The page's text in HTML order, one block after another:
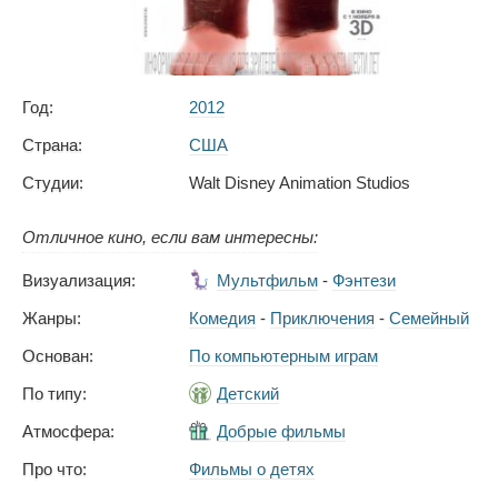
Год:
2012
Страна:
США
Студии:
Walt Disney Animation Studios
Отличное кино, если вам интересны:
Визуализация: Мультфильм - Фэнтези
Жанры:
Комедия - Приключения - Семейный
Основан:
По компьютерным играм
По типу:
Детский
Атмосфера:
Добрые фильмы
Про что:
Фильмы о детях